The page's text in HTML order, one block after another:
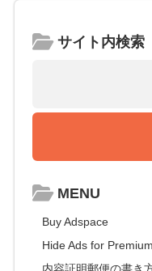
サイト内検索
MENU
Buy Adspace
Hide Ads for
内容証明郵便の書き